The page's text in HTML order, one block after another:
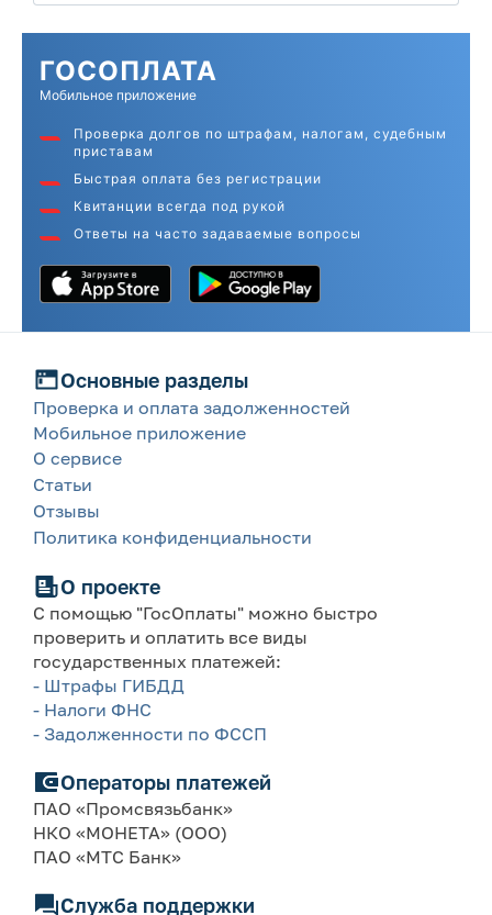
ГОСОПЛАТА
Мобильное приложение
Проверка долгов по штрафам, налогам, судебным
приставам
Быстрая оплата без регистрации
Квитанции всегда под рукой
Ответы на часто задаваемые вопросы
Основные разделы
Проверка и оплата задолженностей
Мобильное приложение
О сервисе
Статьи
Отзывы
Политика конфиденциальности
О проекте
С помощью "ГосОплаты" можно быстро
проверить и оплатить все виды
государственных платежей:
- Штрафы ГИБДД
- Налоги ФНС
- Задолженности по ФССП
Операторы платежей
ПАО «Промсвязьбанк»
НКО «МОНЕТА» (ООО)
ПАО «МТС Банк»
Служба поддержки